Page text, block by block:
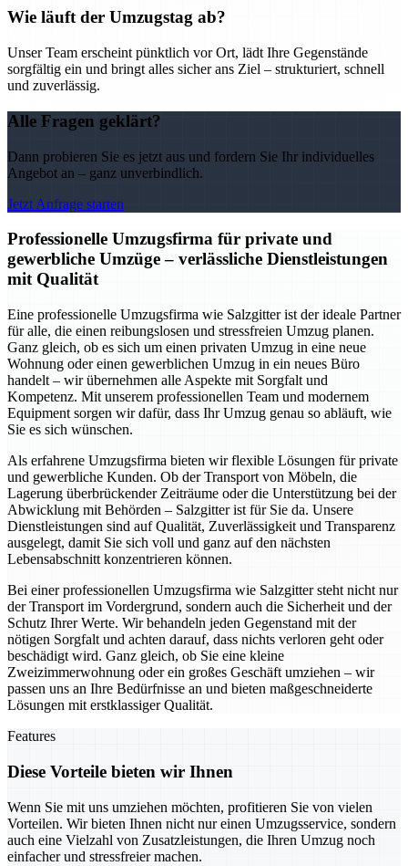
Wie läuft der Umzugstag ab?
Unser Team erscheint pünktlich vor Ort, lädt Ihre Gegenstände
sorgfältig ein und bringt alles sicher ans Ziel – strukturiert, schnell
und zuverlässig.
Alle Fragen geklärt?
Dann probieren Sie es jetzt aus und fordern Sie Ihr individuelles
Angebot an – ganz unverbindlich.
Jetzt Anfrage starten
Professionelle Umzugsfirma für private und
gewerbliche Umzüge – verlässliche Dienstleistungen
mit Qualität
Eine professionelle Umzugsfirma wie Salzgitter ist der ideale Partner
für alle, die einen reibungslosen und stressfreien Umzug planen.
Ganz gleich, ob es sich um einen privaten Umzug in eine neue
Wohnung oder einen gewerblichen Umzug in ein neues Büro
handelt – wir übernehmen alle Aspekte mit Sorgfalt und
Kompetenz. Mit unserem professionellen Team und modernem
Equipment sorgen wir dafür, dass Ihr Umzug genau so abläuft, wie
Sie es sich wünschen.
Als erfahrene Umzugsfirma bieten wir flexible Lösungen für private
und gewerbliche Kunden. Ob der Transport von Möbeln, die
Lagerung überbrückender Zeiträume oder die Unterstützung bei der
Abwicklung mit Behörden – Salzgitter ist für Sie da. Unsere
Dienstleistungen sind auf Qualität, Zuverlässigkeit und Transparenz
ausgelegt, damit Sie sich voll und ganz auf den nächsten
Lebensabschnitt konzentrieren können.
Bei einer professionellen Umzugsfirma wie Salzgitter steht nicht nur
der Transport im Vordergrund, sondern auch die Sicherheit und der
Schutz Ihrer Werte. Wir behandeln jeden Gegenstand mit der
nötigen Sorgfalt und achten darauf, dass nichts verloren geht oder
beschädigt wird. Ganz gleich, ob Sie eine kleine
Zweizimmerwohnung oder ein großes Geschäft umziehen – wir
passen uns an Ihre Bedürfnisse an und bieten maßgeschneiderte
Lösungen mit erstklassiger Qualität.
Features
Diese Vorteile bieten wir Ihnen
Wenn Sie mit uns umziehen möchten, profitieren Sie von vielen
Vorteilen. Wir bieten Ihnen nicht nur einen Umzugsservice, sondern
auch eine Vielzahl von Zusatzleistungen, die Ihren Umzug noch
einfacher und stressfreier machen.